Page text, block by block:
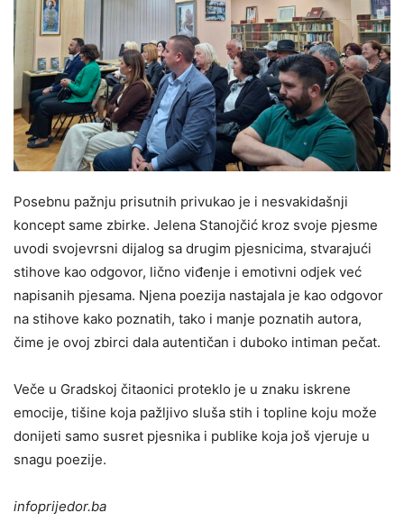
Posebnu pažnju prisutnih privukao je i nesvakidašnji
koncept same zbirke. Jelena Stanojčić kroz svoje pjesme
uvodi svojevrsni dijalog sa drugim pjesnicima, stvarajući
stihove kao odgovor, lično viđenje i emotivni odjek već
napisanih pjesama. Njena poezija nastajala je kao odgovor
na stihove kako poznatih, tako i manje poznatih autora,
čime je ovoj zbirci dala autentičan i duboko intiman pečat.
Veče u Gradskoj čitaonici proteklo je u znaku iskrene
emocije, tišine koja pažljivo sluša stih i topline koju može
donijeti samo susret pjesnika i publike koja još vjeruje u
snagu poezije.
infoprijedor.ba